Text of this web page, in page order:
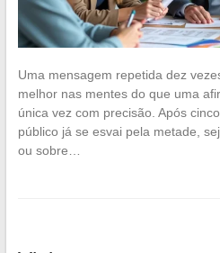
Uma mensagem repetida dez
melhor nas mentes do que uma
única vez com precisão. Após
público já se esvai pela metade,
ou sobre…